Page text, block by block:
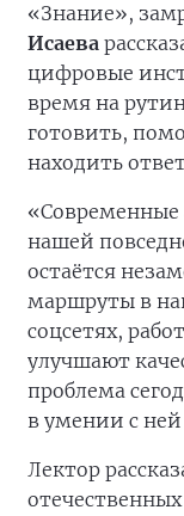
«Знание»,
Исаева
цифровые
время на
готовить,
находить
«Современные
нашей
остаётся
маршруты в
соцсетях,
улучшают
проблема
в умении с
Лектор